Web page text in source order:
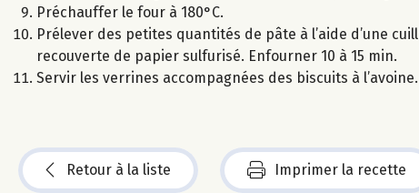
Préchauffer le four à 180°C.
Prélever des petites quantités de pâte à l’aide d’une
recouverte de papier sulfurisé. Enfourner 10 à 15 min.
Servir les verrines accompagnées des biscuits à l’avoine.
Retour à la liste Imprimer la recette